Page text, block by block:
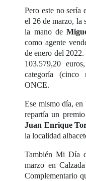
Pero este no sería
el 26 de marzo, la
la mano de
como agente
de enero del
103.579,20
categoría (cinco
ONCE.
Ese mismo día,
repartía un
Juan Enrique
la localidad
También Mi Día
marzo en
Complementario